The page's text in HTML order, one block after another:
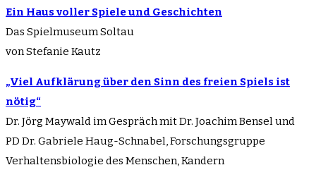
Ein Haus voller Spiele und Geschichten
Das Spielmuseum Soltau
von Stefanie Kautz
„Viel Aufklärung über den Sinn des freien Spiels ist
nötig“
Dr. Jörg Maywald im Gespräch mit Dr. Joachim Bensel und
PD Dr. Gabriele Haug-Schnabel, Forschungsgruppe
Verhaltensbiologie des Menschen, Kandern